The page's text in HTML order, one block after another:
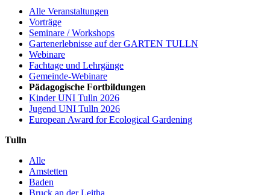
Alle Veranstaltungen
Vorträge
Seminare / Workshops
Gartenerlebnisse auf der GARTEN TULLN
Webinare
Fachtage und Lehrgänge
Gemeinde-Webinare
Pädagogische Fortbildungen
Kinder UNI Tulln 2026
Jugend UNI Tulln 2026
European Award for Ecological Gardening
Tulln
Alle
Amstetten
Baden
Bruck an der Leitha